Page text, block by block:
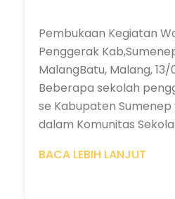
Pembukaan Kegiatan
Penggerak
MalangBatu, Malang,
Beberapa sekolah
se Kabupaten
dalam Komunitas
BACA LEBIH LANJUT